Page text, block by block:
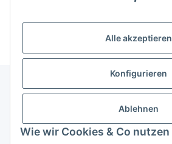
Alle akzeptieren
Konfigurieren
Ablehnen
Wie wir Cookies & Co nutzen
Informationen